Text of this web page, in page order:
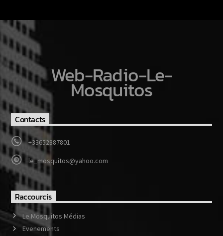
Web-Radio-Le-
Mosquitos
Contacts
+33652387801
le_mosquitos@yahoo.com
Raccourcis
Le Mosquitos Médias
Evenements